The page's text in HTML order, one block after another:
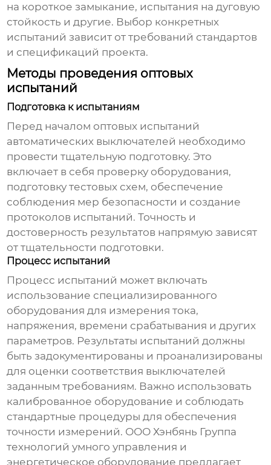
на короткое замыкание, испытания на дуговую
стойкость и другие. Выбор конкретных
испытаний зависит от требований стандартов
и спецификаций проекта.
Методы проведения оптовых
испытаний
Подготовка к испытаниям
Перед началом оптовых испытаний
автоматических выключателей необходимо
провести тщательную подготовку. Это
включает в себя проверку оборудования,
подготовку тестовых схем, обеспечение
соблюдения мер безопасности и создание
протоколов испытаний. Точность и
достоверность результатов напрямую зависят
от тщательности подготовки.
Процесс испытаний
Процесс испытаний может включать
использование специализированного
оборудования для измерения тока,
напряжения, времени срабатывания и других
параметров. Результаты испытаний должны
быть задокументированы и проанализированы
для оценки соответствия выключателей
заданным требованиям. Важно использовать
калиброванное оборудование и соблюдать
стандартные процедуры для обеспечения
точности измерений. ООО Хэнбянь Группа
технологий умного управления и
энергетическое оборудование предлагает